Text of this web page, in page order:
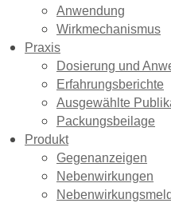
Anwendung
Wirkmechanismus
Praxis
Dosierung und
Erfahrungsberichte
Ausgewählte
Packungsbeilage
Produkt
Gegenanzeigen
Nebenwirkungen